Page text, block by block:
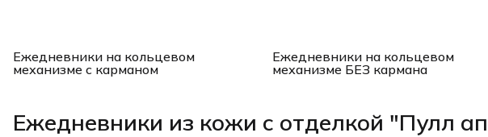
Ежедневники на кольцевом
механизме с карманом
Ежедневники на кольцевом
механизме БЕЗ кармана
Ежедневники из кожи с отделкой "Пулл